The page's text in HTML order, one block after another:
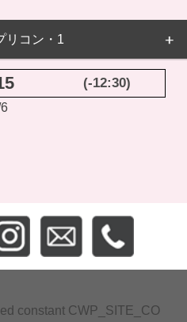
リコン・1
(-12:30)
constant CWP_SITE_CO